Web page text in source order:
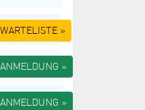
WARTELISTE »
ANMELDUNG »
ANMELDUNG »